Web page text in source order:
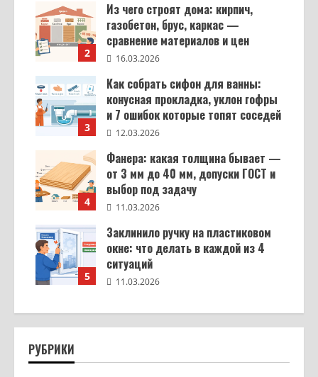
2
Из чего строят дома: кирпич,
газобетон, брус, каркас —
сравнение материалов и цен
16.03.2026
3
Как собрать сифон для ванны:
конусная прокладка, уклон гофры
и 7 ошибок которые топят соседей
12.03.2026
4
Фанера: какая толщина бывает —
от 3 мм до 40 мм, допуски ГОСТ и
выбор под задачу
11.03.2026
5
Заклинило ручку на пластиковом
окне: что делать в каждой из 4
ситуаций
11.03.2026
РУБРИКИ